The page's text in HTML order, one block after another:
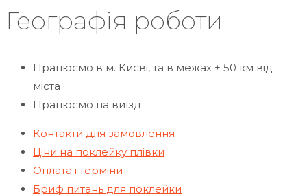
Географія роботи
Працюємо в м. Києві, та в межах + 50 км від
міста
Працюємо на виїзд
Контакти для замовлення
Ціни на поклейку плівки
Оплата і терміни
Бриф питань для поклейки